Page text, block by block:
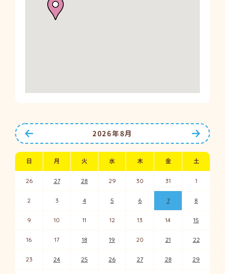
次の月
2026年8月
日 月 火 水 木 金 土
26 27 28 29 30 31 1
2 3 4 5 6 7 8
9 10 11 12 13 14 15
16 17 18 19 20 21 22
23 24 25 26 27 28 29